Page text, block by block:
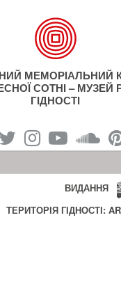
МЕМОРІАЛЬНИЙ
СОТНІ – МУЗЕЙ
ГІДНОСТІ
ВИДАННЯ
ТЕРИТОРІЯ ГІДНОСТІ: AR